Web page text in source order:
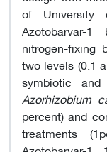
of University
Azotobarvar-
nitrogen-fixing
two levels (0.1
symbiotic
Azorhizobium
percent) and
treatments